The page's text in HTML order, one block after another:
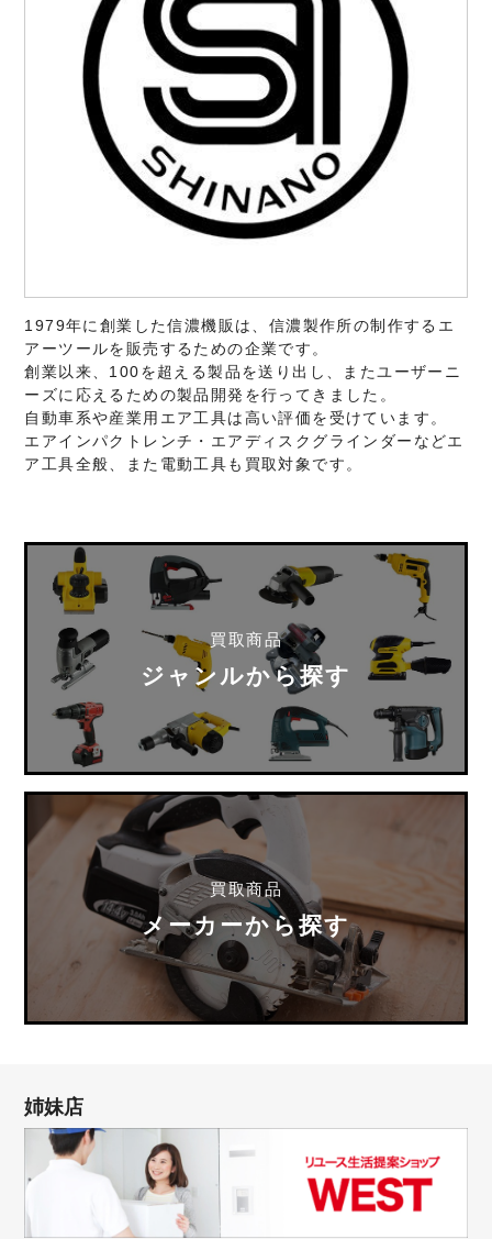
1979年に創業した信濃機販は、信濃製作所の制作するエ
アーツールを販売するための企業です。
創業以来、100を超える製品を送り出し、またユーザーニ
ーズに応えるための製品開発を行ってきました。
自動車系や産業用エア工具は高い評価を受けています。
エアインパクトレンチ・エアディスクグラインダーなどエ
ア工具全般、また電動工具も買取対象です。
買取商品
ジャンルから探す
買取商品
メーカーから探す
姉妹店